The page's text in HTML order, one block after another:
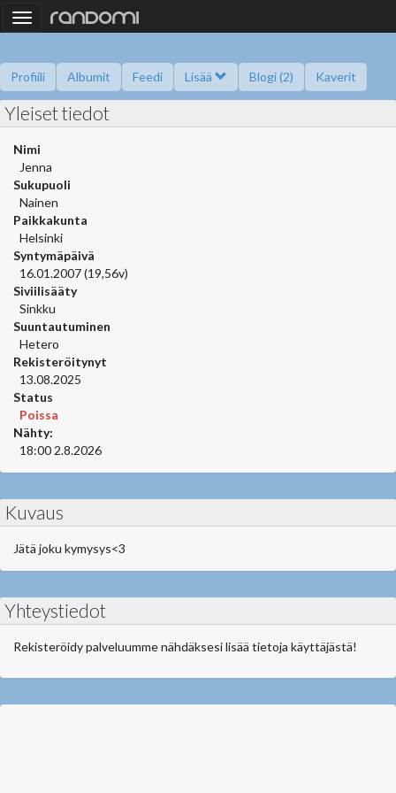
Toggle
navigation
Profiili Albumit Feedi Lisää Blogi (2) Kaverit
Kysy minulta Tietoa
Yleiset tiedot
Nimi
Jenna
Sukupuoli
Nainen
Paikkakunta
Helsinki
Syntymäpäivä
16.01.2007 (19,56v)
Siviilisääty
Sinkku
Suuntautuminen
Hetero
Rekisteröitynyt
13.08.2025
Status
Poissa
Nähty:
18:00 2.8.2026
Kuvaus
Jätä joku kymysys<3
Yhteystiedot
Rekisteröidy palveluumme nähdäksesi lisää tietoja käyttäjästä!